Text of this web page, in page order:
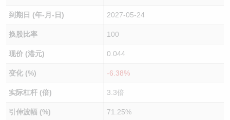
到期日 (年-月-日) 2027-05-24
换股比率 100
现价 (港元) 0.044
变化 (%) -6.38%
实际杠杆 (倍) 3.3倍
引伸波幅 (%) 71.25%